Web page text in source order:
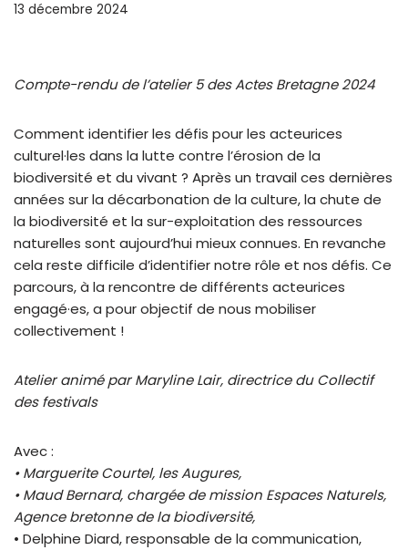
13 décembre 2024
Compte-rendu de l’atelier 5 des Actes Bretagne 2024
Comment identifier les défis pour les acteurices
culturel·les dans la lutte contre l’érosion de la
biodiversité et du vivant ? Après un travail ces dernières
années sur la décarbonation de la culture, la chute de
la biodiversité et la sur-exploitation des ressources
naturelles sont aujourd’hui mieux connues. En revanche
cela reste difficile d’identifier notre rôle et nos défis. Ce
parcours, à la rencontre de différents acteurices
engagé·es, a pour objectif de nous mobiliser
collectivement !
Atelier animé par Maryline Lair, directrice du Collectif
des festivals
Avec :
• Marguerite Courtel, les Augures,
• Maud Bernard, chargée de mission Espaces Naturels,
Agence bretonne de la biodiversité,
• Delphine Diard, responsable de la communication,